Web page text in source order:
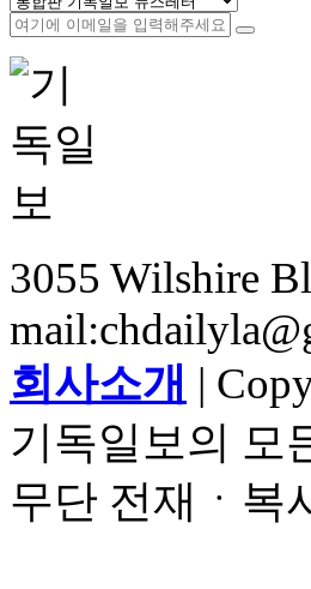
3055 Wilshire
회사소개 |
기독일보의 모
무단 전재ㆍ복